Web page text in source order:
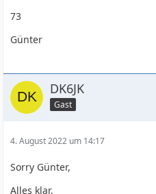
73
Günter
DK6JK
Gast
4. August 2022 um 14:17
Sorry Günter,
Alles klar,